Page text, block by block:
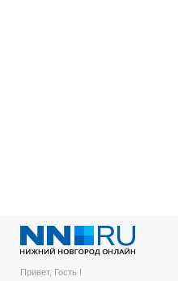
Привет, Гость !